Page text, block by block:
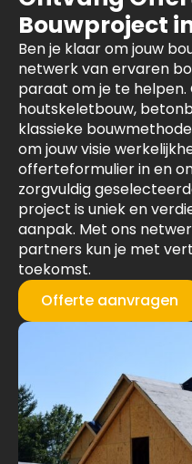
Bouwproject
Ben je klaar om jouw
netwerk van ervaren
paraat om je te helpen.
houtskeletbouw,
klassieke
om jouw visie
offerteformulier in en
zorgvuldig
project is uniek en
aanpak. Met ons
partners kun je met
toekomst.
Offerte aanvragen